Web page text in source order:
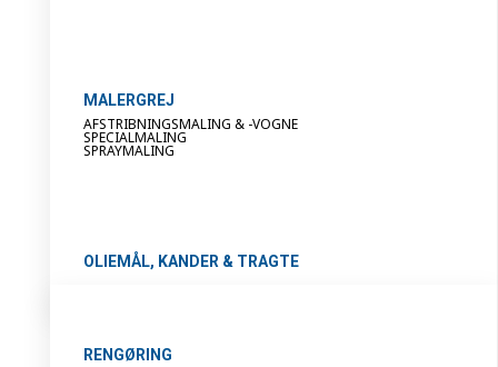
MALERGREJ
AFSTRIBNINGSMALING & -VOGNE
SPECIALMALING
SPRAYMALING
OLIEMÅL, KANDER & TRAGTE
RENGØRING